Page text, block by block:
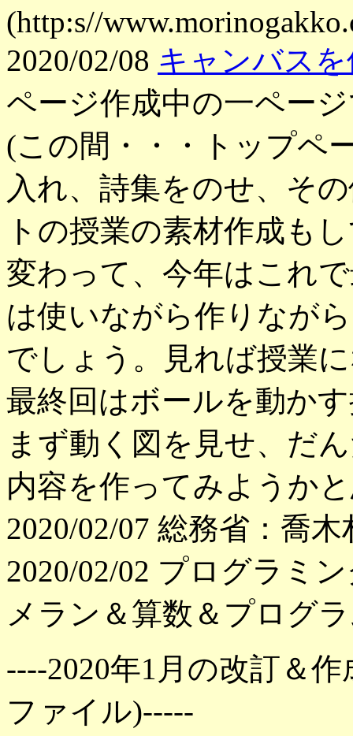
(http:s//
2020/02/08 キャンバス
ページ作成中の一ペー
(この間・・・トップペ
入れ、詩集をのせ、そ
トの授業の素材作成も
変わって、今年はこれ
は使いながら作りなが
でしょう。見れば授業
最終回はボールを動か
まず動く図を見せ、だ
内容を作ってみようか
2020/02/07 総務省：喬
2020/02/02 プログラミ
メラン＆算数＆プログ
----2020年1月の改訂＆
ファイル)-----